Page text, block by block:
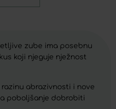
zube ima posebnu
koji njeguje nježnost
abrazivnosti i nove
poboljšanje dobrobiti